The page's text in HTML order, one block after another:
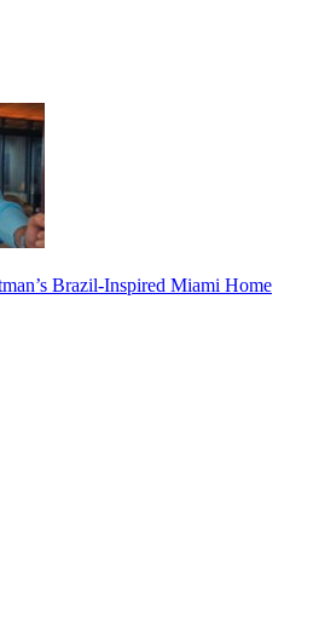
Brazil-Inspired Miami Home